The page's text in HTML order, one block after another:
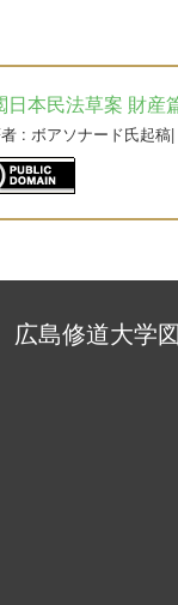
日本民法草案 財産
: ボアソナード氏起稿
広島修道大学